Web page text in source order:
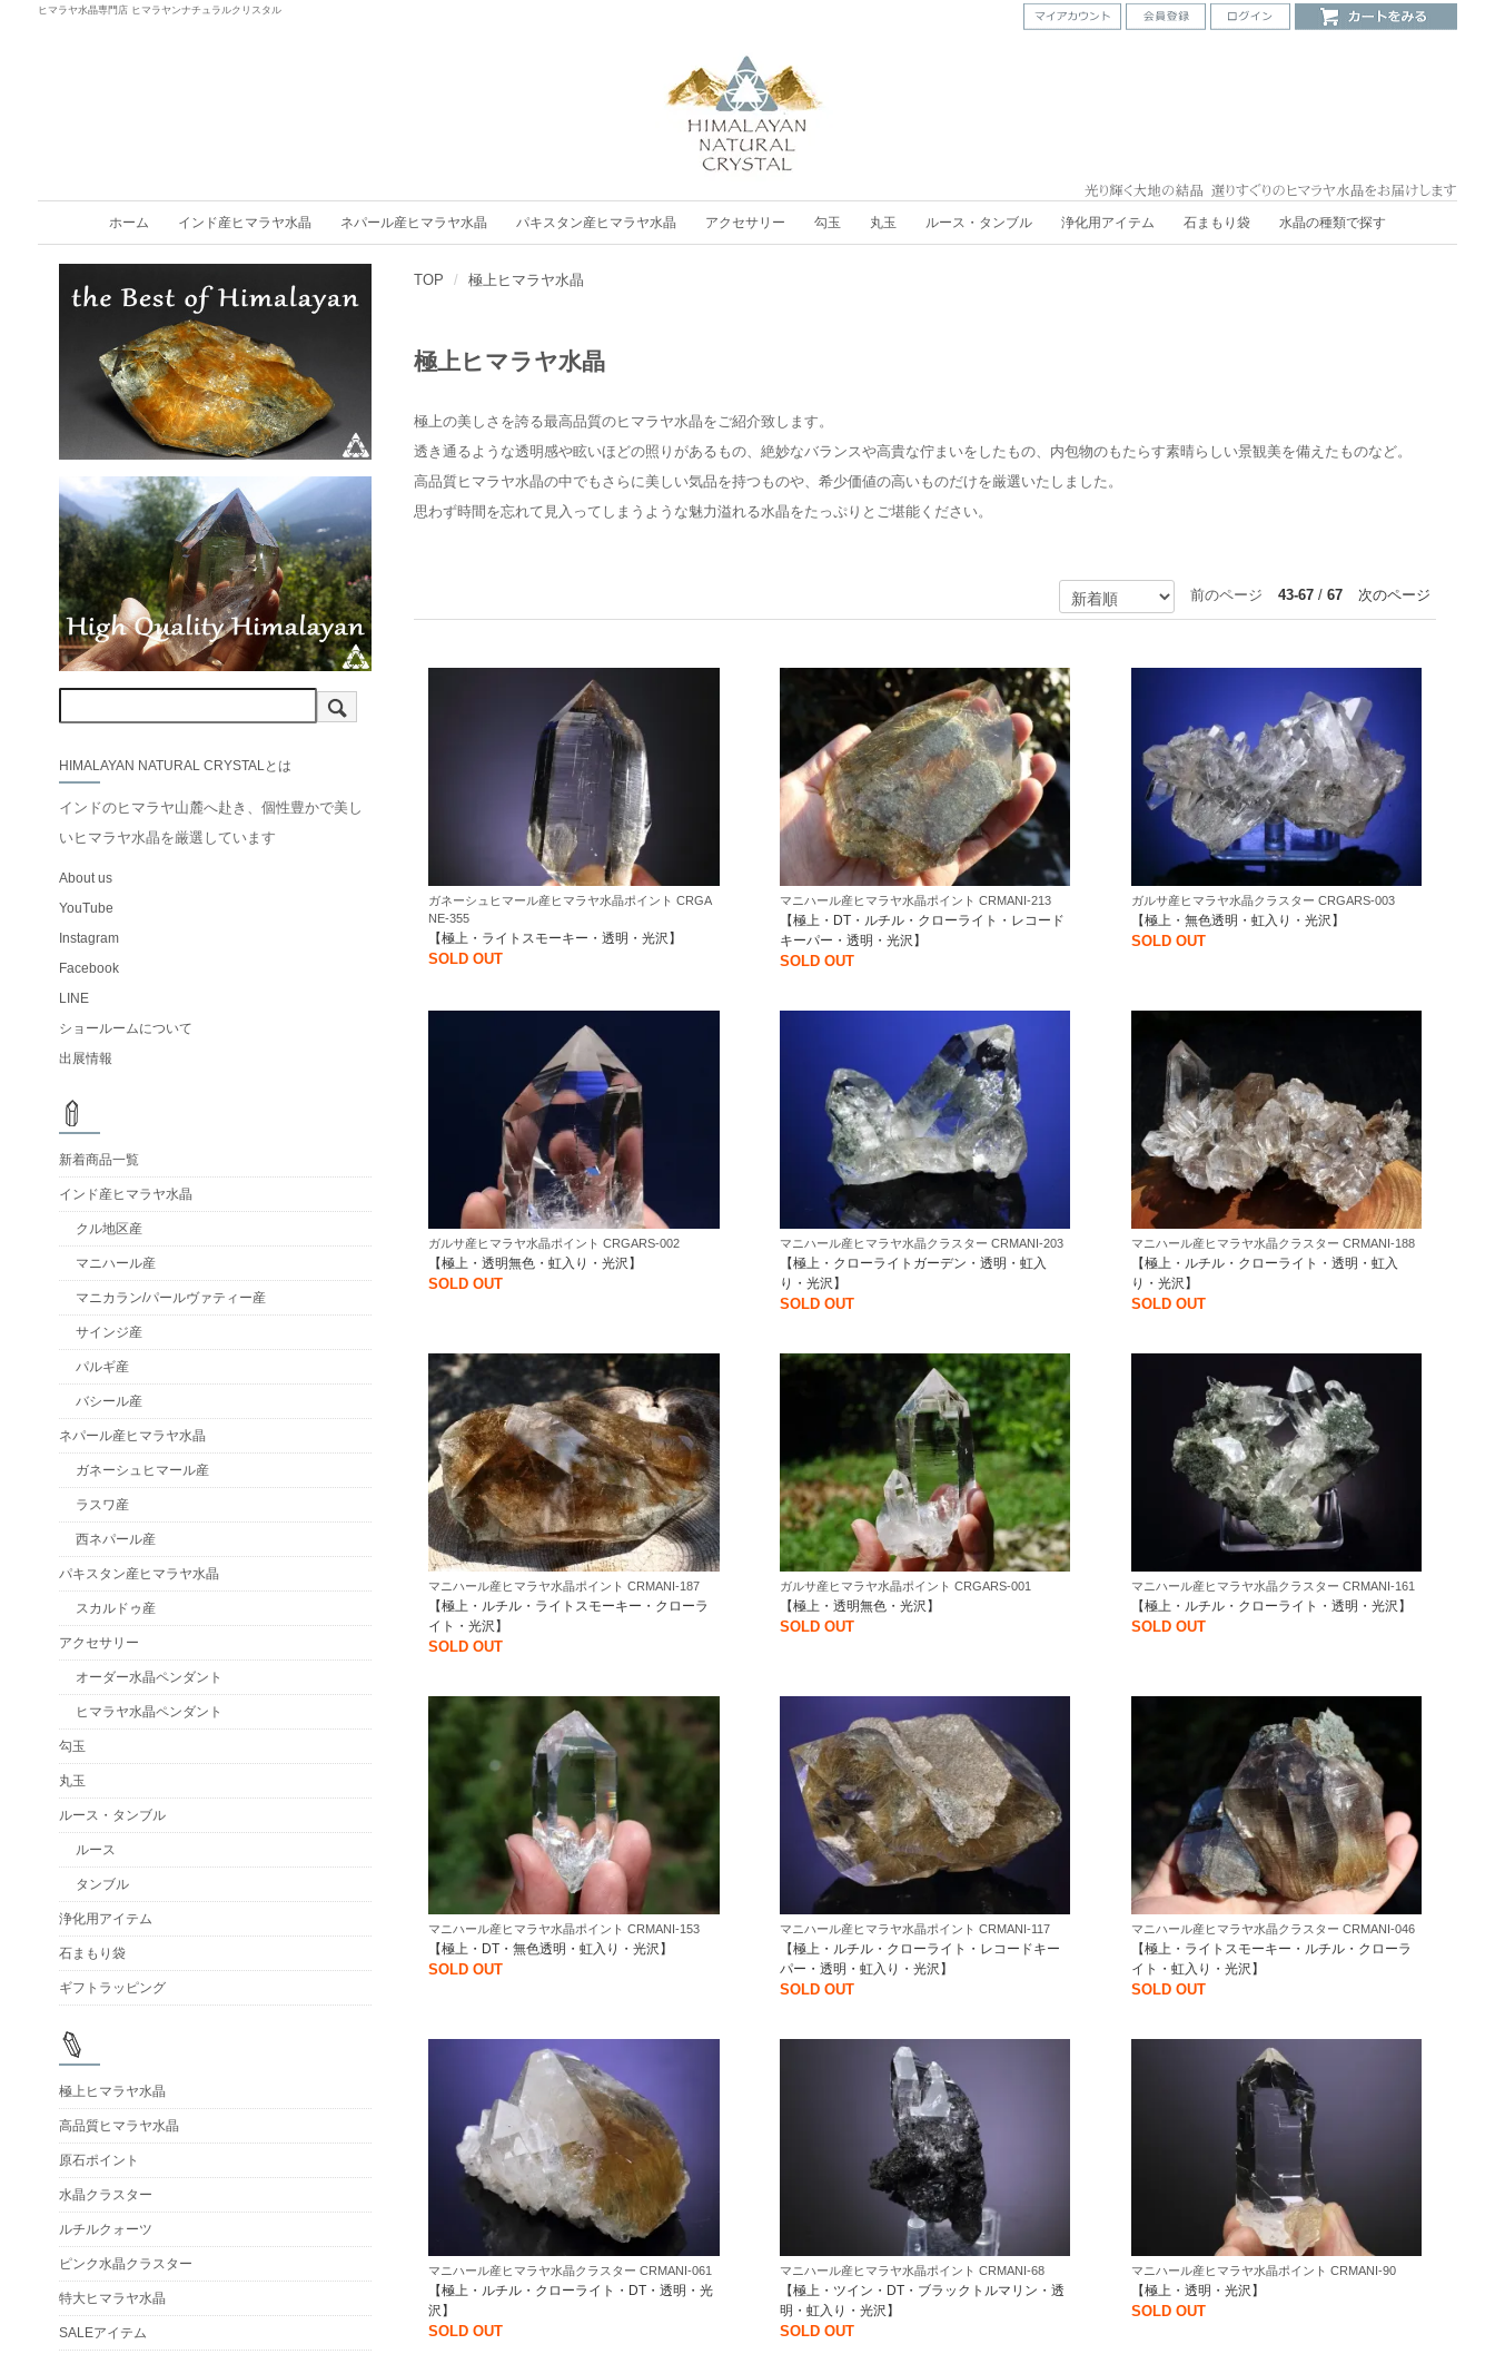
ヒマラヤ水晶専門店 ヒマラヤンナチュラルクリスタル
ホーム インド産ヒマラヤ水晶 ネパール産ヒマラヤ水晶 パキスタン産ヒマラヤ水晶 アクセサリー 勾玉 丸玉 ルース・タンブル 浄化用アイテム 石まもり袋 水晶の種類で探す
TOP 極上ヒマラヤ水晶
極上ヒマラヤ水晶
極上の美しさを誇る最高品質のヒマラヤ水晶をご紹介致します。
透き通るような透明感や眩いほどの照りがあるもの、絶妙なバランスや高貴な佇まいをしたもの、内包物のもたらす素晴らしい景観美を備えたものなど。
高品質ヒマラヤ水晶の中でもさらに美しい気品を持つものや、希少価値の高いものだけを厳選いたしました。
思わず時間を忘れて見入ってしまうような魅力溢れる水晶をたっぷりとご堪能ください。
前のページ 43-67/67 次のページ
ガネーシュヒマール産ヒマラヤ水晶ポイント CRGA
NE-355
【極上・ライトスモーキー・透明・光沢】
SOLD OUT
マニハール産ヒマラヤ水晶ポイント CRMANI-213
【極上・DT・ルチル・クローライト・レコード
キーパー・透明・光沢】
SOLD OUT
ガルサ産ヒマラヤ水晶クラスター CRGARS-003
【極上・無色透明・虹入り・光沢】
SOLD OUT
ガルサ産ヒマラヤ水晶ポイント CRGARS-002
【極上・透明無色・虹入り・光沢】
SOLD OUT
マニハール産ヒマラヤ水晶クラスター CRMANI-203
【極上・クローライトガーデン・透明・虹入
り・光沢】
SOLD OUT
マニハール産ヒマラヤ水晶クラスター CRMANI-188
【極上・ルチル・クローライト・透明・虹入
り・光沢】
SOLD OUT
マニハール産ヒマラヤ水晶ポイント CRMANI-187
【極上・ルチル・ライトスモーキー・クローラ
イト・光沢】
SOLD OUT
ガルサ産ヒマラヤ水晶ポイント CRGARS-001
【極上・透明無色・光沢】
SOLD OUT
マニハール産ヒマラヤ水晶クラスター CRMANI-161
【極上・ルチル・クローライト・透明・光沢】
SOLD OUT
マニハール産ヒマラヤ水晶ポイント CRMANI-153
【極上・DT・無色透明・虹入り・光沢】
SOLD OUT
マニハール産ヒマラヤ水晶ポイント CRMANI-117
【極上・ルチル・クローライト・レコードキー
パー・透明・虹入り・光沢】
SOLD OUT
マニハール産ヒマラヤ水晶クラスター CRMANI-046
【極上・ライトスモーキー・ルチル・クローラ
イト・虹入り・光沢】
SOLD OUT
マニハール産ヒマラヤ水晶クラスター CRMANI-061
【極上・ルチル・クローライト・DT・透明・光
沢】
SOLD OUT
マニハール産ヒマラヤ水晶ポイント CRMANI-68
【極上・ツイン・DT・ブラックトルマリン・透
明・虹入り・光沢】
SOLD OUT
マニハール産ヒマラヤ水晶ポイント CRMANI-90
【極上・透明・光沢】
SOLD OUT
HIMALAYAN NATURAL CRYSTALとは
インドのヒマラヤ山麓へ赴き、個性豊かで美し
いヒマラヤ水晶を厳選しています
About us
YouTube
Instagram
Facebook
LINE
ショールームについて
出展情報
新着商品一覧
インド産ヒマラヤ水晶
クル地区産
マニハール産
マニカラン/パールヴァティー産
サインジ産
パルギ産
バシール産
ネパール産ヒマラヤ水晶
ガネーシュヒマール産
ラスワ産
西ネパール産
パキスタン産ヒマラヤ水晶
スカルドゥ産
アクセサリー
オーダー水晶ペンダント
ヒマラヤ水晶ペンダント
勾玉
丸玉
ルース・タンブル
ルース
タンブル
浄化用アイテム
石まもり袋
ギフトラッピング
極上ヒマラヤ水晶
高品質ヒマラヤ水晶
原石ポイント
水晶クラスター
ルチルクォーツ
ピンク水晶クラスター
特大ヒマラヤ水晶
SALEアイテム